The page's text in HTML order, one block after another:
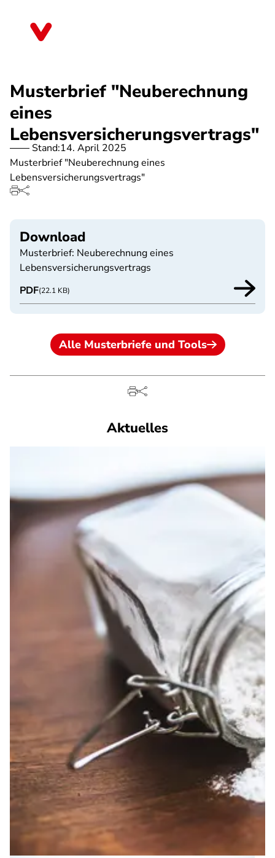
Musterbrief "Neuberechnung
eines
Lebensversicherungsvertrags"
Stand:14. April 2025
Musterbrief "Neuberechnung eines
Lebensversicherungsvertrags"
Download
Musterbrief: Neuberechnung eines
Lebensversicherungsvertrags
PDF(22.1 KB)
Alle Musterbriefe und Tools
Aktuelles